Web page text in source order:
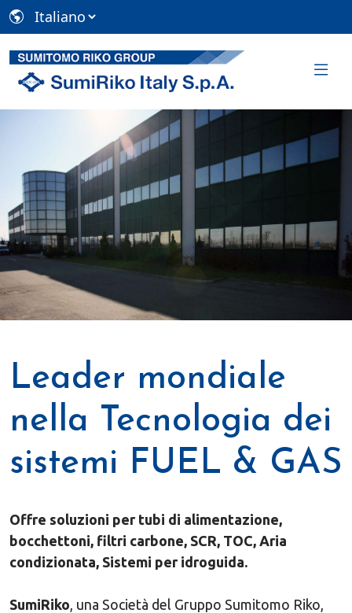
Leader mondiale
nella Tecnologia dei
sistemi FUEL & GAS
Offre soluzioni per tubi di alimentazione,
bocchettoni, filtri carbone, SCR, TOC, Aria
condizionata, Sistemi per idroguida.
SumiRiko, una Società del Gruppo Sumitomo Riko,